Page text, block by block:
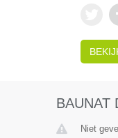
BAUNAT
Niet